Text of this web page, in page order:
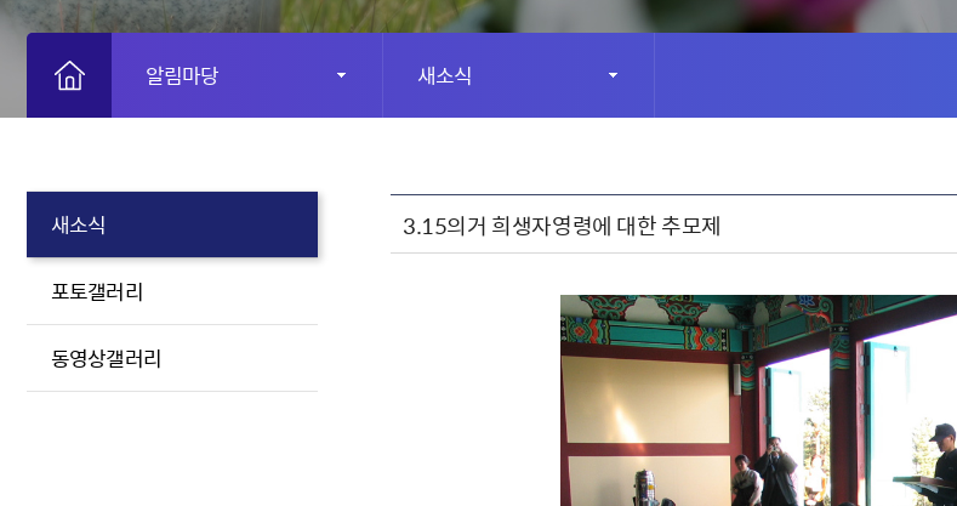
알림마당 새소식
새소식
포토갤러리
동영상갤러리
3.15의거 희생자영령에 대한 추모제